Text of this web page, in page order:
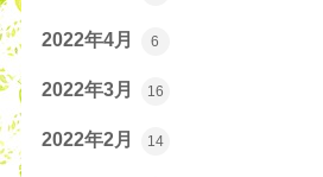
2022年4月 6
2022年3月 16
2022年2月 14